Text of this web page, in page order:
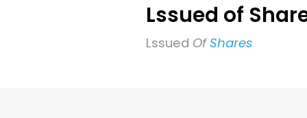
Lssued of
Lssued Of Shares